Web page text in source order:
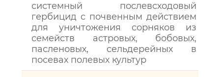
системный послевсходовый
гербицид с почвенным действием
для уничтожения сорняков из
семейств астровых, бобовых,
пасленовых, сельдерейных в
посевах полевых культур